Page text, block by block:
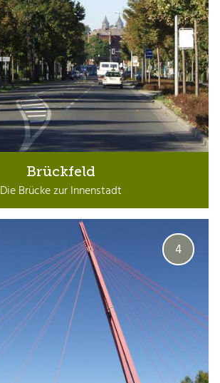
Brückfeld
Die Brücke zur Innenstadt
4